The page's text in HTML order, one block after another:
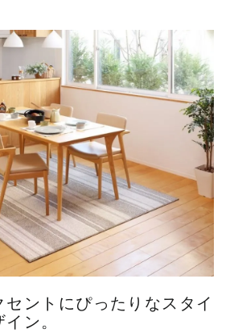
セントにぴったりなスタイ
ン。